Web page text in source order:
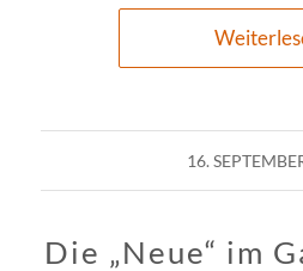
16.
Die „Neue“ im